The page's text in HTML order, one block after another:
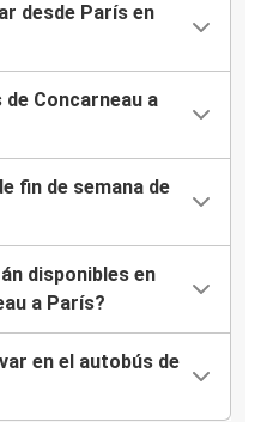
desde París en
Concarneau a
fin de semana de
disponibles en
a París?
en el autobús de